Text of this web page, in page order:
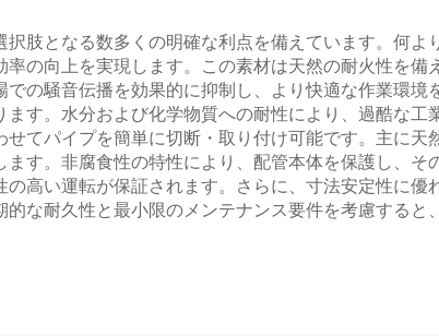
肢となる数多くの明確な利点を備えています。何よ
の向上を実現します。この素材は天然の耐火性を
の騒音伝播を効果的に抑制し、より快適な作業環境
す。水分および化学物質への耐性により、過酷な
てパイプを簡単に切断・取り付け可能です。主に
す。非腐食性の特性により、配管本体を保護し、
高い運転が保証されます。さらに、寸法安定性に
な耐久性と最小限のメンテナンス要件を考慮する